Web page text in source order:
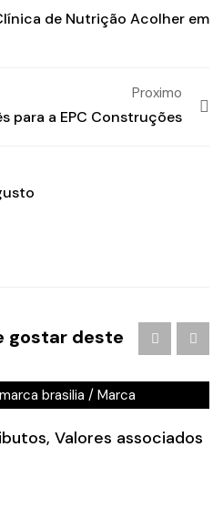
de Nutrição Acolher em
Proximo
para a EPC Construções
gostar deste
agencia de
/ criação de logo
brasilia / Marca
Valores associados